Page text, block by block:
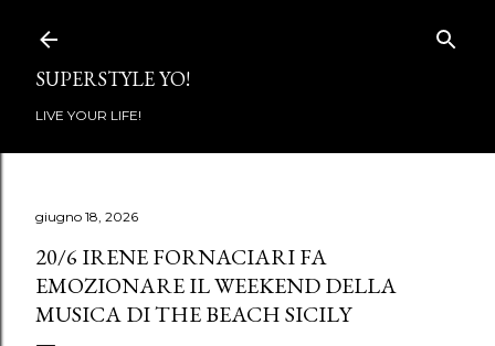
SUPERSTYLE YO!
LIVE YOUR LIFE!
giugno 18, 2026
20/6 IRENE FORNACIARI FA
EMOZIONARE IL WEEKEND DELLA
MUSICA DI THE BEACH SICILY